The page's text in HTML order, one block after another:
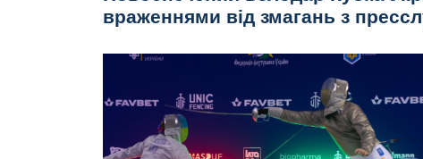
враженнями від змагань з